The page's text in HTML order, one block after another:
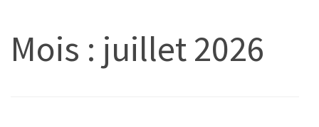
Mois : juillet 2026